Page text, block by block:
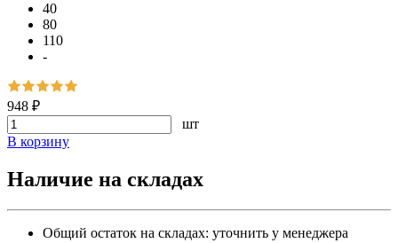
40
80
110
-
948 ₽
шт
В корзину
Наличие на складах
Общий остаток на складах: уточнить у менеджера